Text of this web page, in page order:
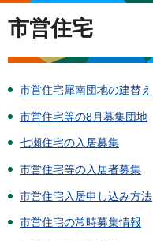
市営住宅
市営住宅犀南団地の建替え
市営住宅等の8月募集団地
七瀬住宅の入居募集
市営住宅等の入居者募集
市営住宅入居申し込み方法
市営住宅の常時募集情報